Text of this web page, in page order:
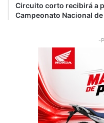
Circuito corto recibirá a
Campeonato Nacional
-